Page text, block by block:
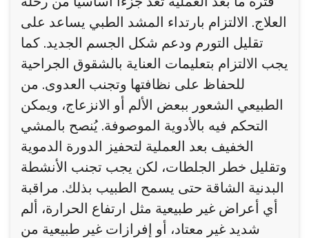
العلاج. الالتزام بارتداء المشد الطبي يساعد على
تقليل التورم ودعم شكل الجسم الجديد. كما
يجب الالتزام بتعليمات العناية بالشقوق الجراحية
للحفاظ على نظافتها وتجنب العدوى. من
الطبيعي الشعور ببعض الألم أو الانزعاج، ويمكن
التحكم فيه بالأدوية الموصوفة. يُنصح بالمشي
الخفيف بعد العملية لتحفيز الدورة الدموية
وتقليل خطر الجلطات، لكن يجب تجنب الأنشطة
البدنية الشاقة حتى يسمح الطبيب بذلك. مراقبة
أي أعراض غير طبيعية مثل ارتفاع الحرارة، ألم
شديد غير معتاد، أو إفرازات غير طبيعية من